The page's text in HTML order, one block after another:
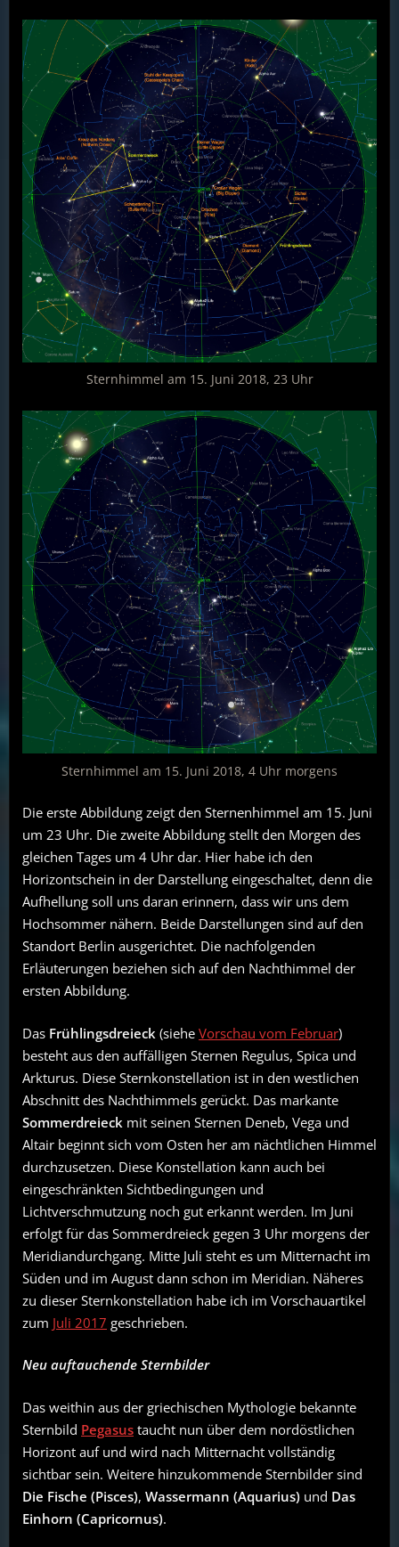
Sternhimmel am 15. Juni 2018, 23 Uhr
Sternhimmel am 15. Juni 2018, 4 Uhr morgens
Die erste Abbildung zeigt den Sternenhimmel am 15. Juni
um 23 Uhr. Die zweite Abbildung stellt den Morgen des
gleichen Tages um 4 Uhr dar. Hier habe ich den
Horizontschein in der Darstellung eingeschaltet, denn die
Aufhellung soll uns daran erinnern, dass wir uns dem
Hochsommer nähern. Beide Darstellungen sind auf den
Standort Berlin ausgerichtet. Die nachfolgenden
Erläuterungen beziehen sich auf den Nachthimmel der
ersten Abbildung.
Das Frühlingsdreieck (siehe Vorschau vom Februar)
besteht aus den auffälligen Sternen Regulus, Spica und
Arkturus. Diese Sternkonstellation ist in den westlichen
Abschnitt des Nachthimmels gerückt. Das markante
Sommerdreieck mit seinen Sternen Deneb, Vega und
Altair beginnt sich vom Osten her am nächtlichen Himmel
durchzusetzen. Diese Konstellation kann auch bei
eingeschränkten Sichtbedingungen und
Lichtverschmutzung noch gut erkannt werden. Im Juni
erfolgt für das Sommerdreieck gegen 3 Uhr morgens der
Meridiandurchgang. Mitte Juli steht es um Mitternacht im
Süden und im August dann schon im Meridian. Näheres
zu dieser Sternkonstellation habe ich im Vorschauartikel
zum Juli 2017 geschrieben.
Neu auftauchende Sternbilder
Das weithin aus der griechischen Mythologie bekannte
Sternbild Pegasus taucht nun über dem nordöstlichen
Horizont auf und wird nach Mitternacht vollständig
sichtbar sein. Weitere hinzukommende Sternbilder sind
Die Fische (Pisces), Wassermann (Aquarius) und Das
Einhorn (Capricornus).